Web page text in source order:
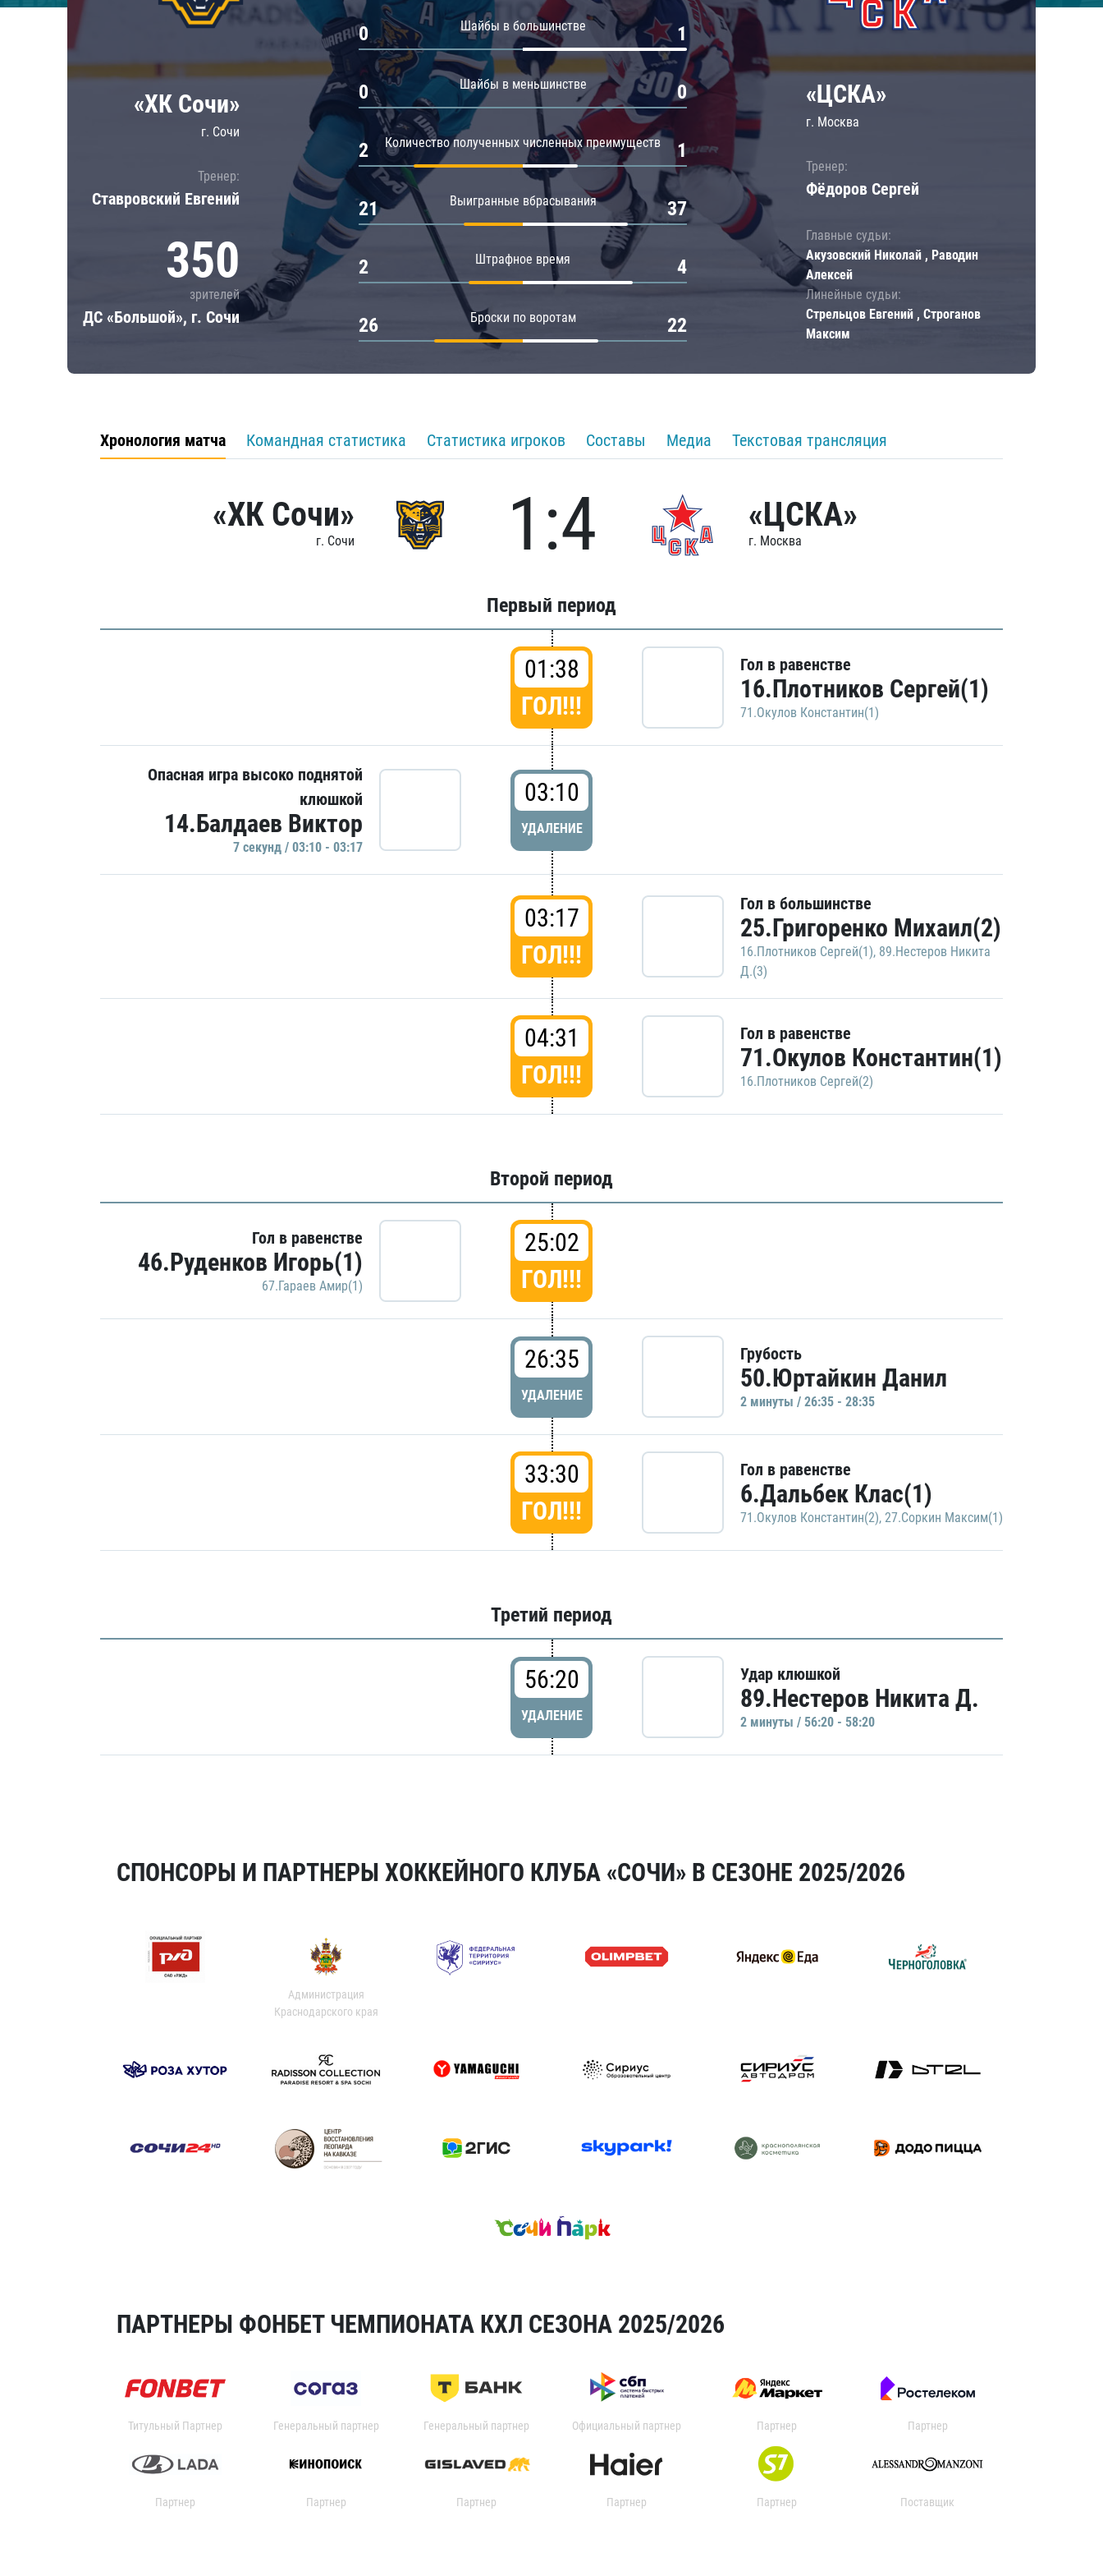
Локомотив
ЦСКА
Шанхайские Драконы
Амур
Барыс
Салават Юлаев
«ХК Сочи»
г. Сочи
Тренер:
Ставровский Евгений
350
зрителей
ДС «Большой», г. Сочи
Шайбы в большинстве
0 1
Шайбы в меньшинстве
0 0
Количество полученных численных преимуществ
2 1
Выигранные вбрасывания
21 37
Штрафное время
2 4
Броски по воротам
26 22
«ЦСКА»
г. Москва
Тренер:
Фёдоров Сергей
Главные судьи:
Акузовский Николай , Раводин
Алексей
Линейные судьи:
Стрельцов Евгений , Строганов
Максим
Хронология матча Командная статистика Статистика игроков Составы Медиа Текстовая трансляция
«ХК Сочи»
г. Сочи 1:4 «ЦСКА»
г. Москва
Первый период
01:38
ГОЛ!!!
Гол в равенстве
16.Плотников Сергей(1)
71.Окулов Константин(1)
Опасная игра высоко поднятой
клюшкой
14.Балдаев Виктор
7 секунд / 03:10 - 03:17
03:10
УДАЛЕНИЕ
03:17
ГОЛ!!!
Гол в большинстве
25.Григоренко Михаил(2)
16.Плотников Сергей(1), 89.Нестеров Никита
Д.(3)
04:31
ГОЛ!!!
Гол в равенстве
71.Окулов Константин(1)
16.Плотников Сергей(2)
Второй период
Гол в равенстве
46.Руденков Игорь(1)
67.Гараев Амир(1)
25:02
ГОЛ!!!
26:35
УДАЛЕНИЕ
Грубость
50.Юртайкин Данил
2 минуты / 26:35 - 28:35
33:30
ГОЛ!!!
Гол в равенстве
6.Дальбек Клас(1)
71.Окулов Константин(2), 27.Соркин Максим(1)
Третий период
56:20
УДАЛЕНИЕ
Удар клюшкой
89.Нестеров Никита Д.
2 минуты / 56:20 - 58:20
СПОНСОРЫ И ПАРТНЕРЫ ХОККЕЙНОГО КЛУБА «СОЧИ» В СЕЗОНЕ 2025/2026
Администрация
Краснодарского края
ПАРТНЕРЫ ФОНБЕТ ЧЕМПИОНАТА КХЛ СЕЗОНА 2025/2026
Титульный Партнер Генеральный партнер Генеральный партнер Официальный партнер Партнер Партнер
Партнер Партнер Партнер Партнер Партнер Поставщик